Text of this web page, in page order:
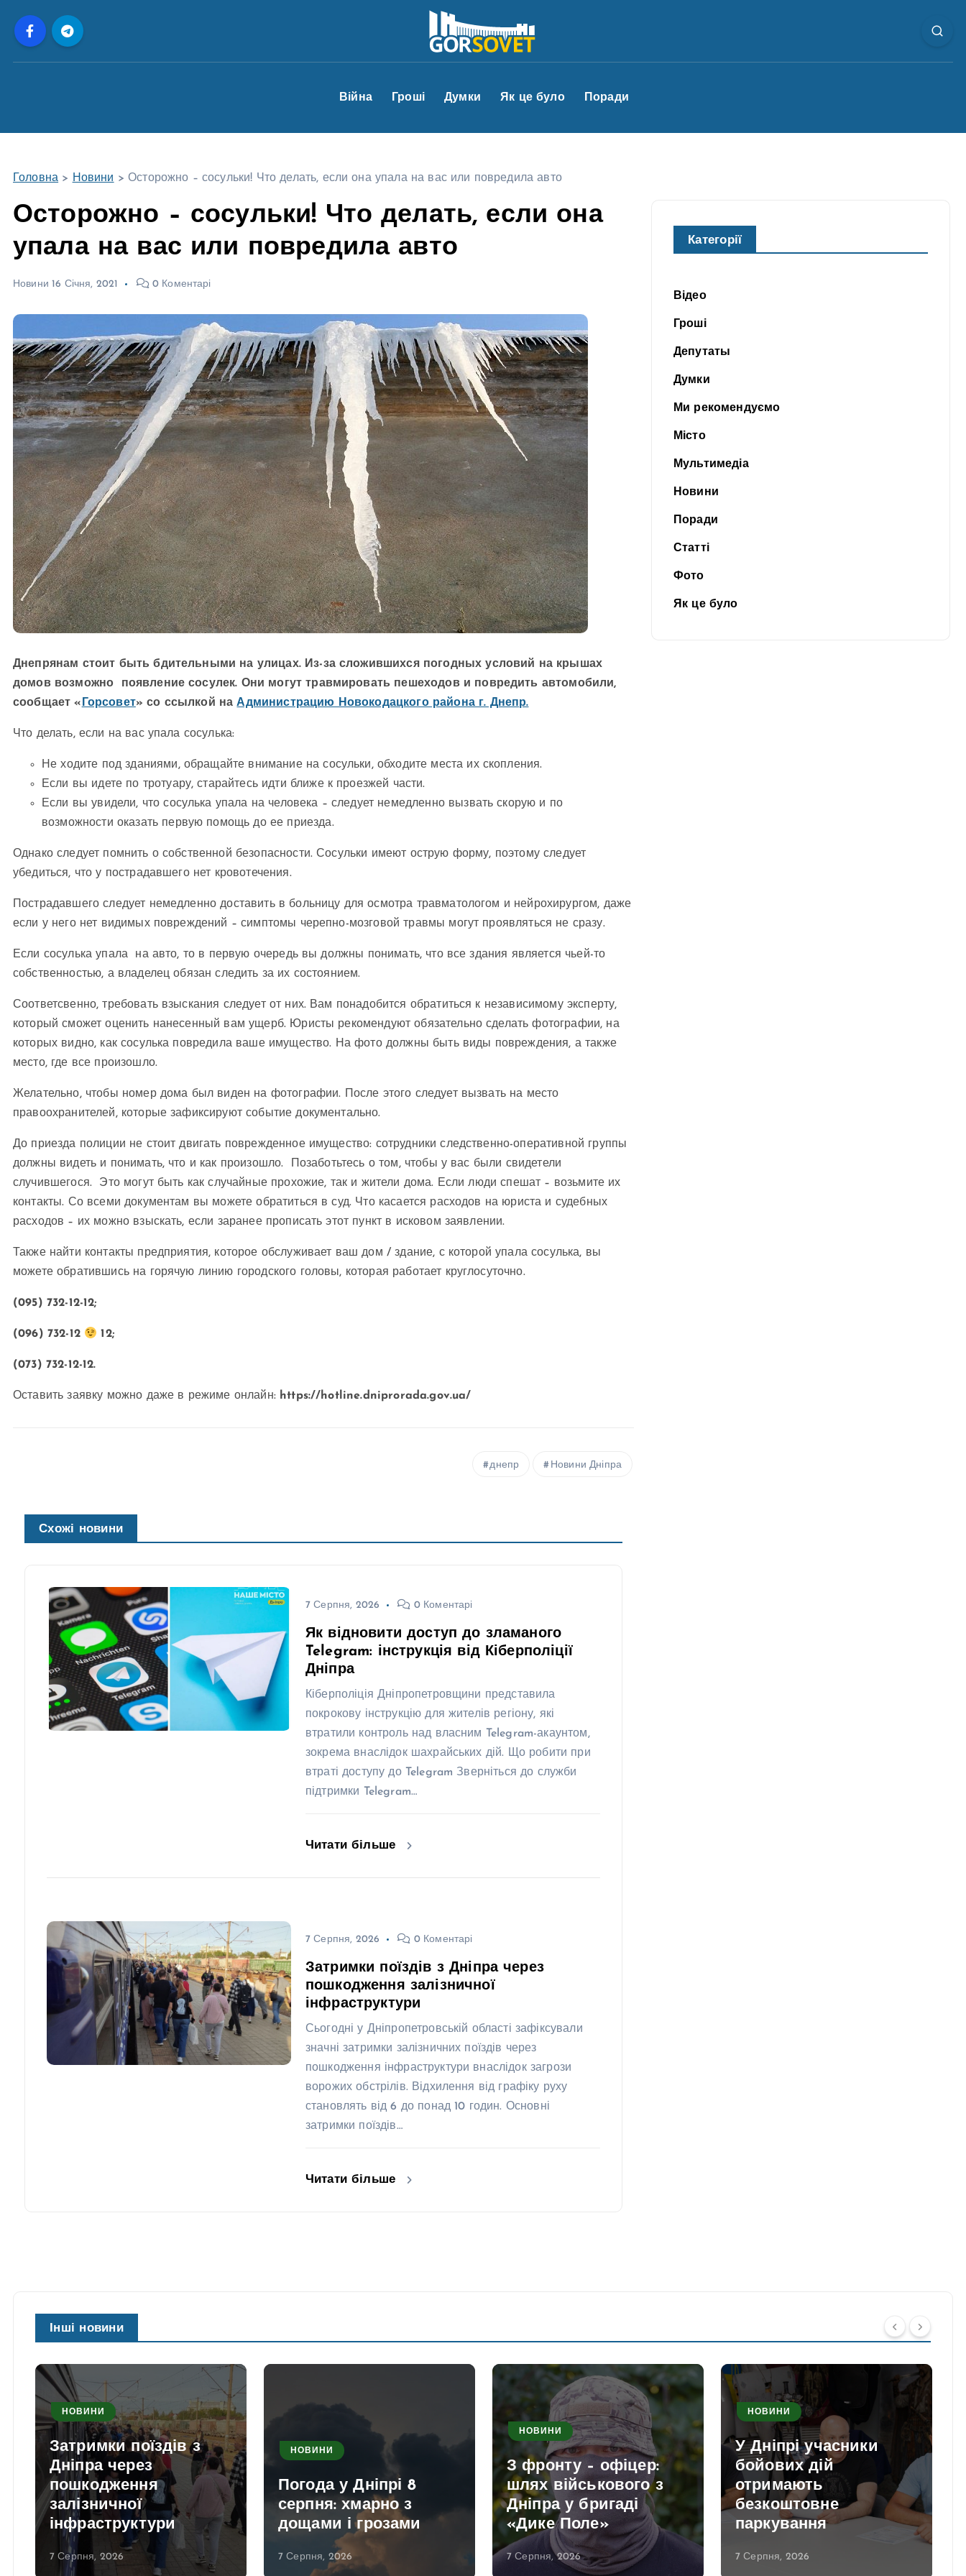
Війна Гроші Думки Як це було Поради
Головна > Новини >Осторожно – сосульки! Что делать, если она упала на вас или повредила авто
Осторожно – сосульки! Что делать, если она
упала на вас или повредила авто
Новини 16 Січня, 2021 0 Коментарі
Днепрянам стоит быть бдительными на улицах. Из-за сложившихся погодных условий на крышах
домов возможно появление сосулек. Они могут травмировать пешеходов и повредить автомобили,
сообщает «
Горсовет» со ссылкой наАдминистрацию Новокодацкого района г. Днепр.
Что делать, если на вас упала сосулька:
Не ходите под зданиями, обращайте внимание на сосульки, обходите места их скопления.
Если вы идете по тротуару, старайтесь идти ближе к проезжей части.
Если вы увидели, что сосулька упала на человека – следует немедленно вызвать скорую и по
возможности оказать первую помощь до ее приезда.
Однако следует помнить о собственной безопасности. Сосульки имеют острую форму, поэтому следует
убедиться, что у пострадавшего нет кровотечения.
Пострадавшего следует немедленно доставить в больницу для осмотра травматологом и нейрохирургом, даже
если у него нет видимых повреждений – симптомы черепно-мозговой травмы могут проявляться не сразу.
Если сосулька упала на авто, то в первую очередь вы должны понимать, что все здания является чьей-то
собственностью, а владелец обязан следить за их состоянием.
Соответсвенно, требовать взыскания следует от них. Вам понадобится обратиться к независимому эксперту,
который сможет оценить нанесенный вам ущерб. Юристы рекомендуют обязательно сделать фотографии, на
которых видно, как сосулька повредила ваше имущество. На фото должны быть виды повреждения, а также
место, где все произошло.
Желательно, чтобы номер дома был виден на фотографии. После этого следует вызвать на место
правоохранителей, которые зафиксируют событие документально.
До приезда полиции не стоит двигать поврежденное имущество: сотрудники следственно-оперативной группы
должны видеть и понимать, что и как произошло. Позаботьтесь о том, чтобы у вас были свидетели
случившегося. Это могут быть как случайные прохожие, так и жители дома. Если люди спешат – возьмите их
контакты. Со всеми документам вы можете обратиться в суд. Что касается расходов на юриста и судебных
расходов – их можно взыскать, если заранее прописать этот пункт в исковом заявлении.
Также найти контакты предприятия, которое обслуживает ваш дом / здание, с которой упала сосулька, вы
можете обратившись на горячую линию городского головы, которая работает круглосуточно.
(095) 732-12-12;
(096) 732-12 12;
(073) 732-12-12.
Оставить заявку можно даже в режиме онлайн: https://hotline.dniprorada.gov.ua/
днепр Новини Дніпра
Схожі новини
7 Серпня, 2026 0 Коментарі
Як відновити доступ до зламаного
Telegram: інструкція від Кіберполіції
Дніпра
Кіберполіція Дніпропетровщини представила
покрокову інструкцію для жителів регіону, які
втратили контроль над власним Telegram-акаунтом,
зокрема внаслідок шахрайських дій. Що робити при
втраті доступу до Telegram Зверніться до служби
підтримки Telegram…
Читати більше
7 Серпня, 2026 0 Коментарі
Затримки поїздів з Дніпра через
пошкодження залізничної
інфраструктури
Сьогодні у Дніпропетровській області зафіксували
значні затримки залізничних поїздів через
пошкодження інфраструктури внаслідок загрози
ворожих обстрілів. Відхилення від графіку руху
становлять від 6 до понад 10 годин. Основні
затримки поїздів…
Читати більше
Категорії
Відео
Гроші
Депутаты
Думки
Ми рекомендуємо
Місто
Мультимедіа
Новини
Поради
Статті
Фото
Як це було
Інші новини
НОВИНИ
Затримки поїздів з
Дніпра через
пошкодження
залізничної
інфраструктури
7 Серпня, 2026
НОВИНИ
Погода у Дніпрі 8
серпня: хмарно з
дощами і грозами
7 Серпня, 2026
НОВИНИ
З фронту – офіцер:
шлях військового з
Дніпра у бригаді
«Дике Поле»
7 Серпня, 2026
НОВИНИ
У Дніпрі учасники
бойових дій
отримають
безкоштовне
паркування
7 Серпня, 2026